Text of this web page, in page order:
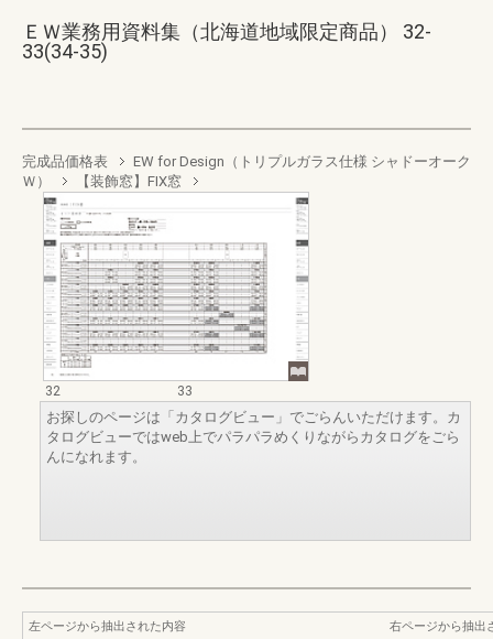
ＥＷ業務用資料集（北海道地域限定商品） 32-
33(34-35)
完成品価格表
EW for Design（トリプルガラス仕様 シャドーオーク
Ｗ）
【装飾窓】FIX窓
32
33
お探しのページは「カタログビュー」でごらんいただけます。カ
タログビューではweb上でパラパラめくりながらカタログをごら
んになれます。
左ページから抽出された内容
右ページから抽出